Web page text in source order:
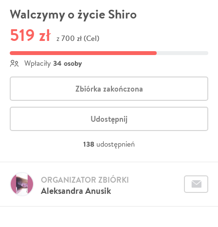
Walczymy o życie Shiro
519 zł z 700 zł (Cel)
Wpłaciły 34 osoby
Zbiórka zakończona
Udostępnij
138 udostępnień
Aleksandra Anusik
ORGANIZATOR ZBIÓRKI